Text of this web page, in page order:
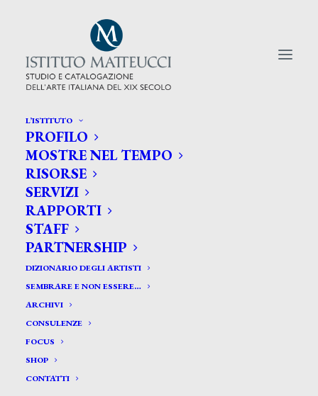
L’ISTITUTO
PROFILO
MOSTRE NEL TEMPO
RISORSE
SERVIZI
RAPPORTI
STAFF
PARTNERSHIP
DIZIONARIO DEGLI ARTISTI
SEMBRARE E NON ESSERE…
ARCHIVI
CONSULENZE
FOCUS
SHOP
CONTATTI
CERCA TRA GLI ARTISTI:
Search
for:
Costanzo Vittorio *
COSTANZO VITTORIO